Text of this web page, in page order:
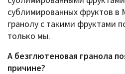
сублимированных фруктов в
гранолу с такими фруктами
только мы.
А безглютеновая гранола
причине?